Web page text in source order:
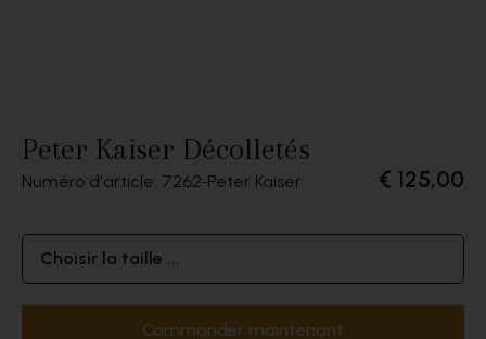
Peter Kaiser Décolletés
Numéro d'article: 7262 Peter Kaiser € 125,00
Choisir la taille ...
Commander maintenant